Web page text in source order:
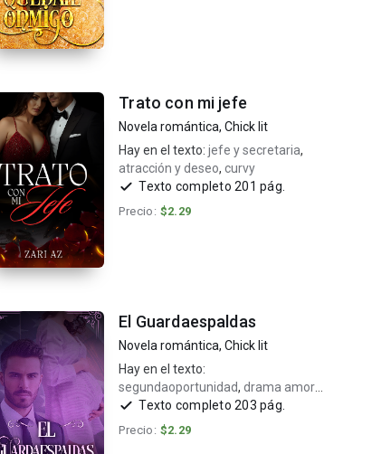
Trato con mi jefe
Novela romántica,Chick lit
Hay en el texto:jefe y secretaria,
atracción y deseo,curvy
Texto completo 201 pág.
Precio: $2.29
El Guardaespaldas
Novela romántica,Chick lit
Hay en el texto:
segundaoportunidad,drama amor
mentiras,embarazo y amor
Texto completo 203 pág.
Precio: $2.29